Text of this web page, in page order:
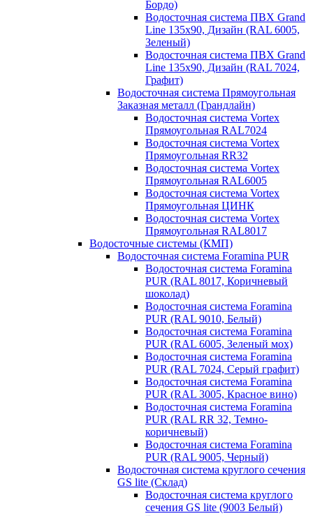
Бордо)
Водосточная система ПВХ Grand
Line 135х90, Дизайн (RAL 6005,
Зеленый)
Водосточная система ПВХ Grand
Line 135х90, Дизайн (RAL 7024,
Графит)
Водосточная система Прямоугольная
Заказная металл (Грандлайн)
Водосточная система Vortex
Прямоугольная RAL7024
Водосточная система Vortex
Прямоугольная RR32
Водосточная система Vortex
Прямоугольная RAL6005
Водосточная система Vortex
Прямоугольная ЦИНК
Водосточная система Vortex
Прямоугольная RAL8017
Водосточные системы (КМП)
Водосточная система Foramina PUR
Водосточная система Foramina
PUR (RAL 8017, Коричневый
шоколад)
Водосточная система Foramina
PUR (RAL 9010, Белый)
Водосточная система Foramina
PUR (RAL 6005, Зеленый мох)
Водосточная система Foramina
PUR (RAL 7024, Серый графит)
Водосточная система Foramina
PUR (RAL 3005, Красное вино)
Водосточная система Foramina
PUR (RAL RR 32, Темно-
коричневый)
Водосточная система Foramina
PUR (RAL 9005, Черный)
Водосточная система круглого сечения
GS lite (Склад)
Водосточная система круглого
сечения GS lite (9003 Белый)